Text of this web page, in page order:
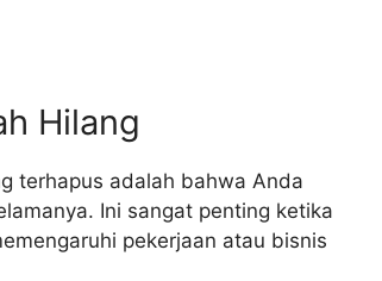
Hilang
terhapus adalah bahwa Anda
Ini sangat penting ketika
pekerjaan atau bisnis